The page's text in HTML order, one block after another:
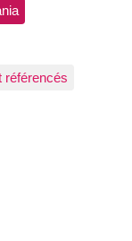
référencés